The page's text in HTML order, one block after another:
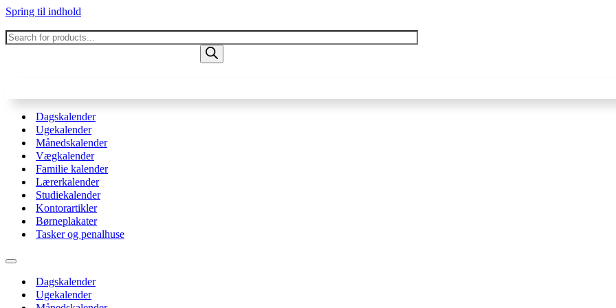
Spring til indhold
Products
search
Dagskalender
Ugekalender
Månedskalender
Vægkalender
Familie kalender
Lærerkalender
Studiekalender
Kontorartikler
Børneplakater
Tasker og penalhuse
Navigation
Dagskalender
Ugekalender